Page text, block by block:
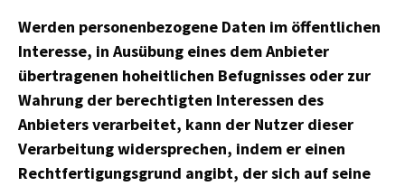
Werden personenbezogene Daten im öffentlichen
Interesse, in Ausübung eines dem Anbieter
übertragenen hoheitlichen Befugnisses oder zur
Wahrung der berechtigten Interessen des
Anbieters verarbeitet, kann der Nutzer dieser
Verarbeitung widersprechen, indem er einen
Rechtfertigungsgrund angibt, der sich auf seine